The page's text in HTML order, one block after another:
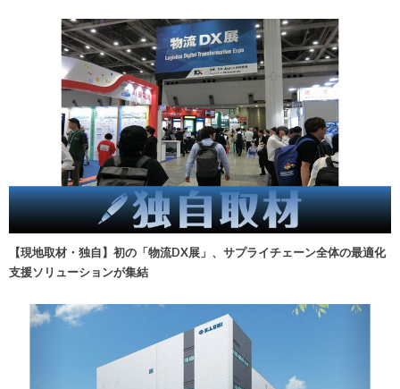
【現地取材・独自】初の「物流DX展」、サプライチェーン全体の最適化
支援ソリューションが集結